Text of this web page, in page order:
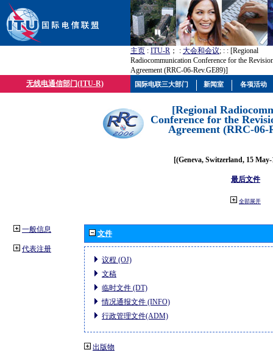
主页 : ITU-R ； : 大会和会议; : : [Regional
Radiocommunication Conference for the
Agreement (RRC-06-Rev.GE89)]
无线电通信部门(ITU-R)
[Regional
Conference for the
Agreement (RRC-06-
[(Geneva, Switzerland, 15
最后文件
全部展开
一般信息
代表注册
文件
议程 (OJ)
文稿
临时文件 (DT)
情况通报文件 (INFO)
行政管理文件(ADM)
出版物
国际电联三大部门 新闻室 各项活动